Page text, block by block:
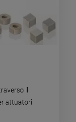
il
attuatori